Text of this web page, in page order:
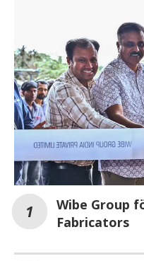
Wibe Group
Fabricators